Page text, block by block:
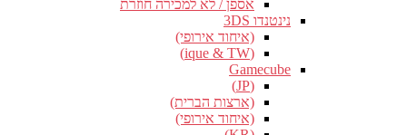
אספן / לא למכירה חוזרת
נינטנדו 3DS
(איחוד אירופי)
(ique & TW)
Gamecube
(JP)
(ארצות הברית)
(איחוד אירופי)